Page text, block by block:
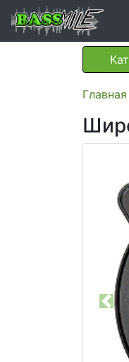
Главная